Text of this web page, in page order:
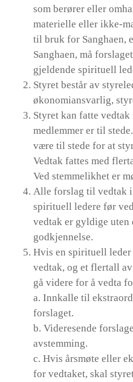
som berører eller
materielle eller ikke-
til bruk for Sanghaen,
Sanghaen, må
gjeldende spirituell
Styret består av
økonomiansvarlig,
Styret kan fatte
medlemmer er til
være til stede for at
Vedtak fattes med
Ved stemmelikhet er
Alle forslag til vedtak i
spirituell ledere før
vedtak er gyldige uten
godkjennelse.
Hvis en spirituell
vedtak, og et flertall
gå videre for å vedta
a. Innkalle til
forslaget.
b. Videresende
avstemming.
c. Hvis årsmøte eller
for vedtaket, skal